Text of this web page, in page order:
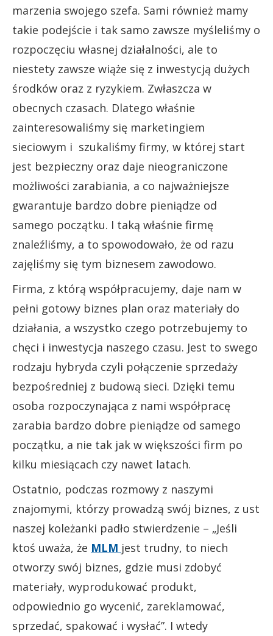
marzenia swojego szefa. Sami również mamy
takie podejście i tak samo zawsze myśleliśmy o
rozpoczęciu własnej działalności, ale to
niestety zawsze wiąże się z inwestycją dużych
środków oraz z ryzykiem. Zwłaszcza w
obecnych czasach. Dlatego właśnie
zainteresowaliśmy się marketingiem
sieciowym i szukaliśmy firmy, w której start
jest bezpieczny oraz daje nieograniczone
możliwości zarabiania, a co najważniejsze
gwarantuje bardzo dobre pieniądze od
samego początku. I taką właśnie firmę
znaleźliśmy, a to spowodowało, że od razu
zajęliśmy się tym biznesem zawodowo.
Firma, z którą współpracujemy, daje nam w
pełni gotowy biznes plan oraz materiały do
działania, a wszystko czego potrzebujemy to
chęci i inwestycja naszego czasu. Jest to swego
rodzaju hybryda czyli połączenie sprzedaży
bezpośredniej z budową sieci. Dzięki temu
osoba rozpoczynająca z nami współpracę
zarabia bardzo dobre pieniądze od samego
początku, a nie tak jak w większości firm po
kilku miesiącach czy nawet latach.
Ostatnio, podczas rozmowy z naszymi
znajomymi, którzy prowadzą swój biznes, z ust
naszej koleżanki padło stwierdzenie – „Jeśli
ktoś uważa, że MLM jest trudny, to niech
otworzy swój biznes, gdzie musi zdobyć
materiały, wyprodukować produkt,
odpowiednio go wycenić, zareklamować,
sprzedać, spakować i wysłać”. I wtedy